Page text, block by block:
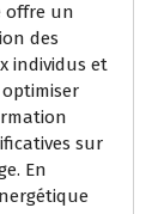
offre un
des
individus et
sur
En